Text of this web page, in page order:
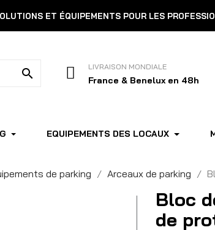
ET ÉQUIPEMENTS POUR LES
search
LIVRAISON MONDIALE
France & Benelux en 48h
EQUIPEMENTS DES LOCAUX
de parking Arceaux de parking
Bloc
de